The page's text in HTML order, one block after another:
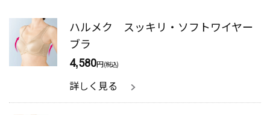
ハルメク スッキリ・ソフトワイヤー
ブラ
4,580円(税込)
詳しく見る